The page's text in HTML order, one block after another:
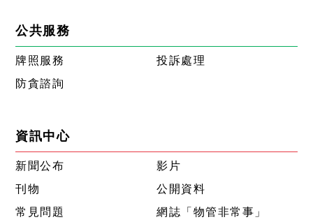
公共服務
牌照服務
投訴處理
防貪諮詢
資訊中心
新聞公布
影片
刊物
公開資料
常見問題
網誌「物管非常事」